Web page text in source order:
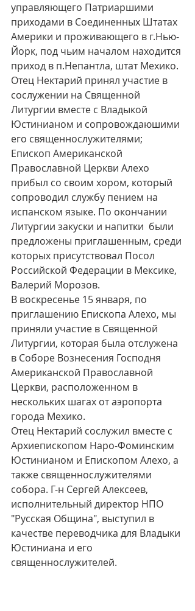
управляющего Патриаршими
приходами в Соединенных Штатах
Америки и проживающего в г.Нью-
Йорк, под чьим началом находится
приход в п.Непантла, штат Мехико.
Отец Нектарий принял участие в
сослужении на Священной
Литургии вместе с Владыкой
Юстинианом и сопровождаюшими
его священнослужителями;
Епископ Американской
Православной Церкви Алехо
прибыл со своим хором, который
сопроводил службу пением на
испанском языке. По окончании
Литургии закуски и напитки  были
предложены приглашенным, среди
которых присутствовал Посол
Российской Федерации в Мексике,
Валерий Морозов.
В воскресенье 15 января, по
приглашению Епископа Алехо, мы
приняли участие в Священной
Литургии, которая была отслужена
в Соборе Вознесения Господня
Американской Православной
Церкви, расположенном в
нескольких шагах от аэропорта
города Мехико.
Отец Нектарий сослужил вместе с
Архиепископом Наро-Фоминским
Юстинианом и Епископом Алехо, а
также священнослужителями
собора. Г-н Сергей Алексеев,
исполнительный директор НПО
"Русская Община", выступил в
качестве переводчика для Владыки
Юстиниана и его
священнослужителей.